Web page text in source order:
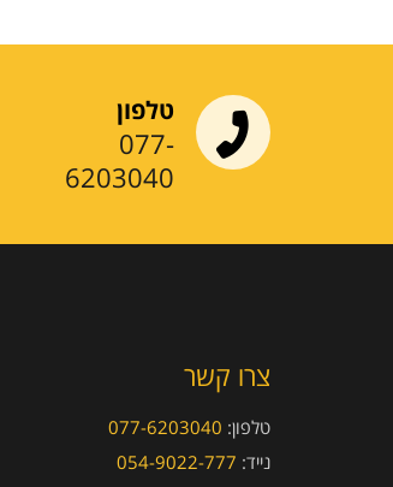
טלפון
077-
6203040
צרו קשר
טלפון: 077-6203040
נייד: 054-9022-777